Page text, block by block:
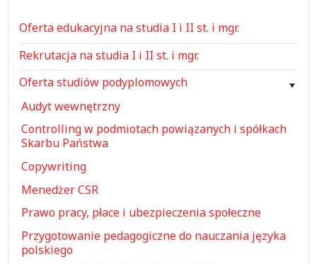
Oferta edukacyjna na studia I i II st. i mgr.
Rekrutacja na studia I i II st. i mgr.
Oferta studiów podyplomowych
Audyt wewnętrzny
Controlling w podmiotach powiązanych i spółkach
Skarbu Państwa
Copywriting
Menedżer CSR
Prawo pracy, płace i ubezpieczenia społeczne
Przygotowanie pedagogiczne do nauczania języka
polskiego